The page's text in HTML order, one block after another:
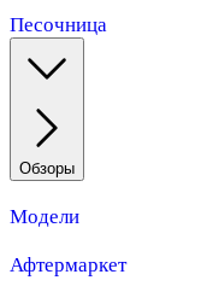
Песочница
Обзоры
Модели
Афтермаркет